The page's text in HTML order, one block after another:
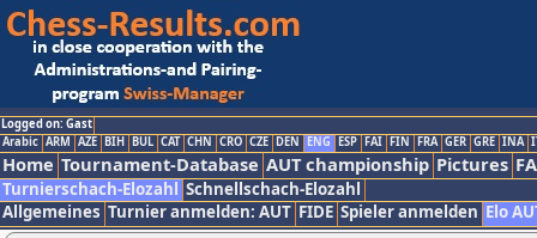
Logged on: Gast
Arabic ARM AZE BIH BUL CAT CHN CRO CZE DEN ENG ESP FAI FIN FRA GER GRE INA
Home Tournament-Database AUT championship Pictures
Turnierschach-Elozahl Schnellschach-Elozahl
Allgemeines Turnier anmelden: AUT FIDE Spieler anmelden Elo